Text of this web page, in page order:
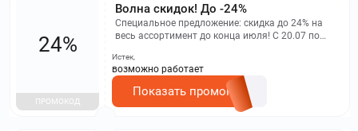
Волна скидок! До -24%
Специальное предложение: скидка до 24% на
весь ассортимент до конца июля! С 20.07 по
с 26.07 по 28.07 - скидка 18%, с 29.07 по 31.07 -
скидка 24%. Промокод действует на все товары
до 31 июля и не суммируется с другими
акциями и предложениями.
24%
ПРОМОКОД
Истек,
возможно работает
Показать промокод